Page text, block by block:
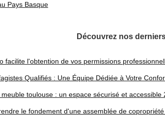
Pays Basque
Découvrez nos
facilite l'obtention de vos permissions
Qualifiés : Une Équipe Dédiée à Votre
toulouse : un espace sécurisé et accessible
le fondement d'une assemblée de